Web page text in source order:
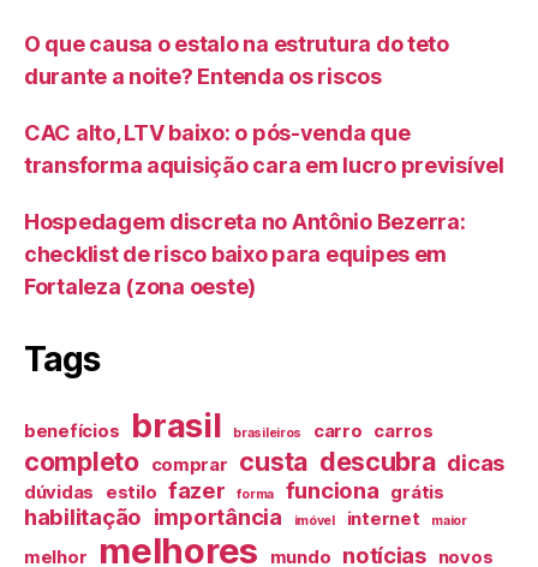
O que causa o estalo na estrutura do teto
durante a noite? Entenda os riscos
CAC alto, LTV baixo: o pós-venda que
transforma aquisição cara em lucro previsível
Hospedagem discreta no Antônio Bezerra:
checklist de risco baixo para equipes em
Fortaleza (zona oeste)
Tags
benefícios brasil brasileiros carro carros
completo comprar custa descubra dicas
dúvidas estilo fazer forma funciona grátis
habilitação importância imóvel internet maior
melhor melhores mundo notícias novos